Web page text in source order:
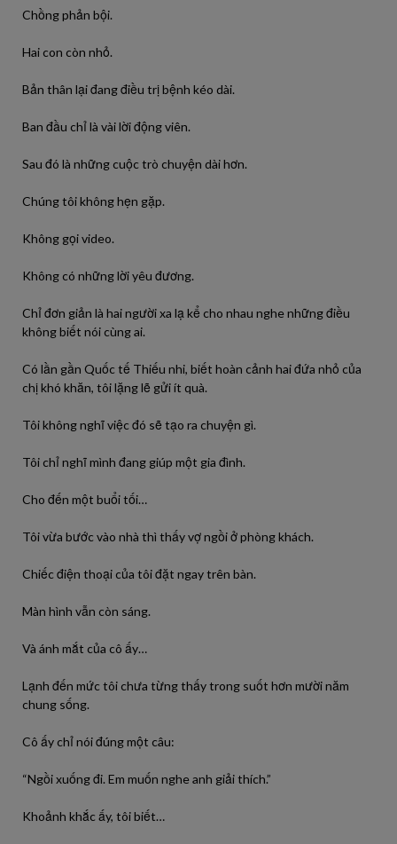
Chồng phản bội.
Hai con còn nhỏ.
Bản thân lại đang điều trị bệnh kéo dài.
Ban đầu chỉ là vài lời động viên.
Sau đó là những cuộc trò chuyện dài hơn.
Chúng tôi không hẹn gặp.
Không gọi video.
Không có những lời yêu đương.
Chỉ đơn giản là hai người xa lạ kể cho nhau nghe những điều
không biết nói cùng ai.
Có lần gần Quốc tế Thiếu nhi, biết hoàn cảnh hai đứa nhỏ của
chị khó khăn, tôi lặng lẽ gửi ít quà.
Tôi không nghĩ việc đó sẽ tạo ra chuyện gì.
Tôi chỉ nghĩ mình đang giúp một gia đình.
Cho đến một buổi tối…
Tôi vừa bước vào nhà thì thấy vợ ngồi ở phòng khách.
Chiếc điện thoại của tôi đặt ngay trên bàn.
Màn hình vẫn còn sáng.
Và ánh mắt của cô ấy…
Lạnh đến mức tôi chưa từng thấy trong suốt hơn mười năm
chung sống.
Cô ấy chỉ nói đúng một câu:
“Ngồi xuống đi. Em muốn nghe anh giải thích.”
Khoảnh khắc ấy, tôi biết…